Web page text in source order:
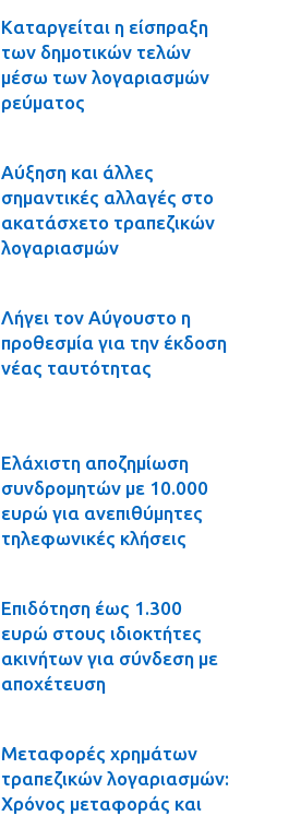
Καταργείται η είσπραξη
των δημοτικών τελών
μέσω των λογαριασμών
ρεύματος
Αύξηση και άλλες
σημαντικές αλλαγές στο
ακατάσχετο τραπεζικών
λογαριασμών
Λήγει τον Αύγουστο η
προθεσμία για την έκδοση
νέας ταυτότητας
Ελάχιστη αποζημίωση
συνδρομητών με 10.000
ευρώ για ανεπιθύμητες
τηλεφωνικές κλήσεις
Επιδότηση έως 1.300
ευρώ στους ιδιοκτήτες
ακινήτων για σύνδεση με
αποχέτευση
Μεταφορές χρημάτων
τραπεζικών λογαριασμών:
Χρόνος μεταφοράς και